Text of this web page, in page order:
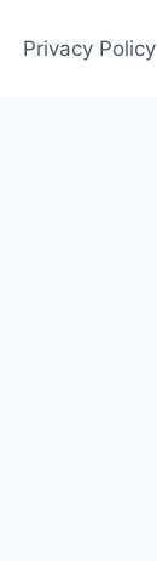
Privacy Policy